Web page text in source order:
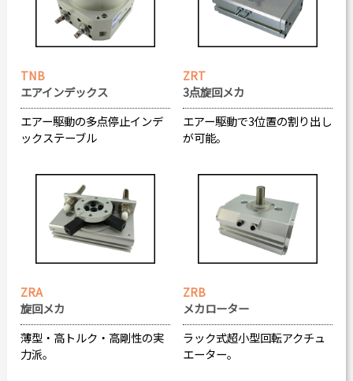
TNB
エアインデックス
エアー駆動の多点停止インデ
ックステーブル
ZRT
3点旋回メカ
エアー駆動で3位置の割り出し
が可能。
ZRA
旋回メカ
薄型・高トルク・高剛性の実
力派。
ZRB
メカローター
ラック式超小型回転アクチュ
エーター。